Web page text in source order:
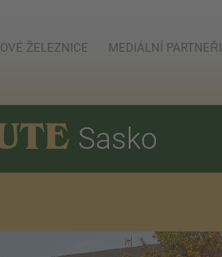
ŽELEZNICE MEDIÁLNÍ PARTNEŘI
Sasko